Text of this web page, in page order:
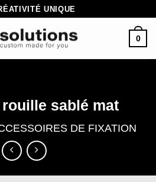
UNIQUE
0
sablé mat
DE FIXATION